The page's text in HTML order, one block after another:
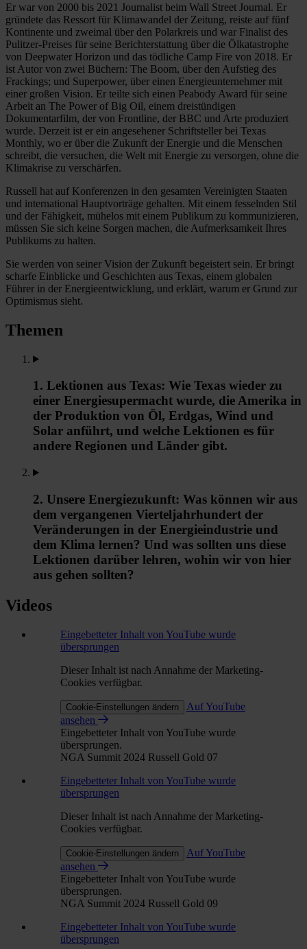
Er war von 2000 bis 2021 Journalist beim Wall Street Journal. Er
gründete das Ressort für Klimawandel der Zeitung, reiste auf fünf
Kontinente und zweimal über den Polarkreis und war Finalist des
Pulitzer-Preises für seine Berichterstattung über die Ölkatastrophe
von Deepwater Horizon und das tödliche Camp Fire von 2018. Er
ist Autor von zwei Büchern: The Boom, über den Aufstieg des
Frackings; und Superpower, über einen Energieunternehmer mit
einer großen Vision. Er teilte sich einen Peabody Award für seine
Arbeit an The Power of Big Oil, einem dreistündigen
Dokumentarfilm, der von Frontline, der BBC und Arte produziert
wurde. Derzeit ist er ein angesehener Schriftsteller bei Texas
Monthly, wo er über die Zukunft der Energie und die Menschen
schreibt, die versuchen, die Welt mit Energie zu versorgen, ohne die
Klimakrise zu verschärfen.
Russell hat auf Konferenzen in den gesamten Vereinigten Staaten
und international Hauptvorträge gehalten. Mit einem fesselnden Stil
und der Fähigkeit, mühelos mit einem Publikum zu kommunizieren,
müssen Sie sich keine Sorgen machen, die Aufmerksamkeit Ihres
Publikums zu halten.
Sie werden von seiner Vision der Zukunft begeistert sein. Er bringt
scharfe Einblicke und Geschichten aus Texas, einem globalen
Führer in der Energieentwicklung, und erklärt, warum er Grund zur
Optimismus sieht.
Themen
1. Lektionen aus Texas: Wie Texas wieder zu
einer Energiesupermacht wurde, die Amerika in
der Produktion von Öl, Erdgas, Wind und
Solar anführt, und welche Lektionen es für
andere Regionen und Länder gibt.
2. Unsere Energiezukunft: Was können wir aus
dem vergangenen Vierteljahrhundert der
Veränderungen in der Energieindustrie und
dem Klima lernen? Und was sollten uns diese
Lektionen darüber lehren, wohin wir von hier
aus gehen sollten?
Videos
Eingebetteter Inhalt von YouTube wurde
übersprungen
Dieser Inhalt ist nach Annahme der Marketing-
Cookies verfügbar.
Cookie-Einstellungen ändern
Auf YouTube
ansehen
Eingebetteter Inhalt von YouTube wurde
übersprungen.
NGA Summit 2024 Russell Gold 07
Eingebetteter Inhalt von YouTube wurde
übersprungen
Dieser Inhalt ist nach Annahme der Marketing-
Cookies verfügbar.
Cookie-Einstellungen ändern
Auf YouTube
ansehen
Eingebetteter Inhalt von YouTube wurde
übersprungen.
NGA Summit 2024 Russell Gold 09
Eingebetteter Inhalt von YouTube wurde
übersprungen